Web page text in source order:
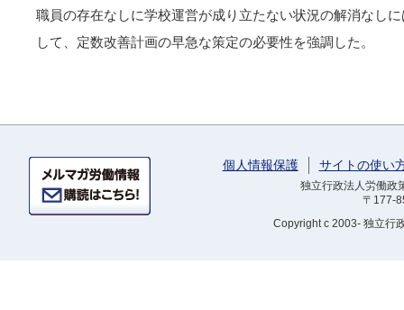
職員の存在なしに学校運営が成り立たない状況の解消なし
して、定数改善計画の早急な策定の必要性を強調した。
個人情報保護 サイトの使い
独立行政法人労働
〒177-
Copyrightc 2003- 独立行